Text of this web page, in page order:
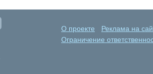
О проекте Реклама на
Ограничение